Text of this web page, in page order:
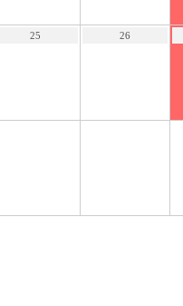
25 26